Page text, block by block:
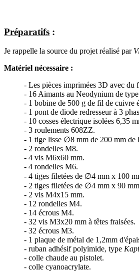
Préparatifs :
Je rappelle la source du projet réalisé par
Matériel nécessaire :
- Les pièces imprimées 3D avec du
- 16 Aimants au Neodynium de
- 1 bobine de 500 g de fil de cuivre
- 1 pont de diode redresseur à 3
- 10 cosses électrique isolées 6,35
- 3 roulements 608ZZ.
- 1 tige lisse ∅8 mm de 200 mm de
- 2 rondelles M8.
- 4 vis M6x60 mm.
- 4 rondelles M6.
- 4 tiges filetées de ∅4 mm x 100
- 2 tiges filetées de ∅4 mm x 90
- 2 vis M4x15 mm.
- 12 rondelles M4.
- 14 écrous M4.
- 32 vis M3x20 mm à têtes fraisées.
- 32 écrous M3.
- 1 plaque de métal de 1,2mm
- ruban adhésif polyimide, type
- colle chaude au pistolet.
- colle cyanoacrylate.